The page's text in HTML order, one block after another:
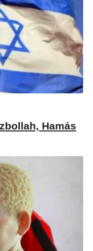
Hamás